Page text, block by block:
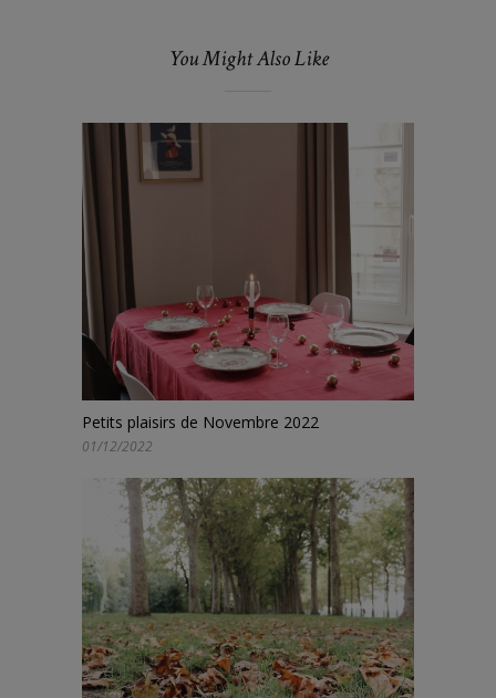
You Might Also Like
Petits plaisirs de Novembre 2022
01/12/2022